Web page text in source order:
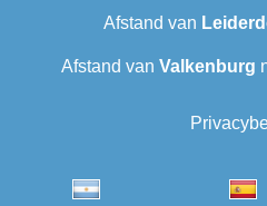
Afstand van
Afstand van Valkenburg